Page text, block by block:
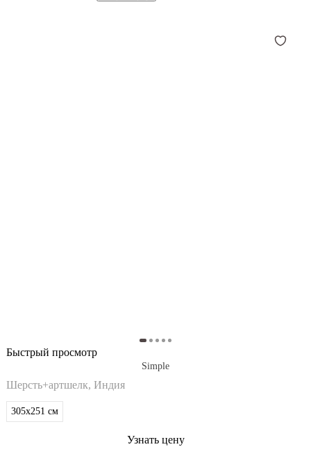
Быстрый просмотр
Simple
Шерсть+артшелк, Индия
305x251 см
Узнать цену